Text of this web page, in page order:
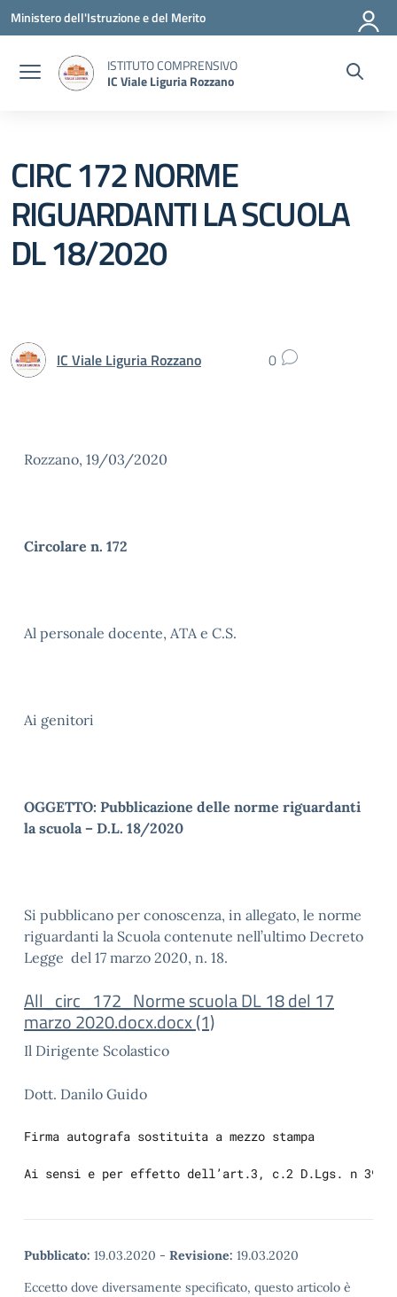
Vai ai contenuti
Vai al menu di navigazione
Vai al footer
Ministero dell'Istruzione e del Merito
ISTITUTO COMPRENSIVO
IC Viale Liguria Rozzano
CIRC 172 NORME
RIGUARDANTI LA SCUOLA
DL 18/2020
IC Viale Liguria Rozzano 0
Rozzano, 19/03/2020
Circolare n. 172
Al personale docente, ATA e C.S.
Ai genitori
OGGETTO: Pubblicazione delle norme riguardanti
la scuola – D.L. 18/2020
Si pubblicano per conoscenza, in allegato, le norme
riguardanti la Scuola contenute nell’ultimo Decreto
Legge del 17 marzo 2020, n. 18.
All_circ_172_Norme scuola DL 18 del 17
marzo 2020.docx.docx (1)
Il Dirigente Scolastico
Dott. Danilo Guido
Firma autografa sostituita a mezzo stampa
Ai sensi e per effetto dell’art.3, c.2 D.Lgs. n 39/
Pubblicato: 19.03.2020 - Revisione: 19.03.2020
Eccetto dove diversamente specificato, questo articolo è